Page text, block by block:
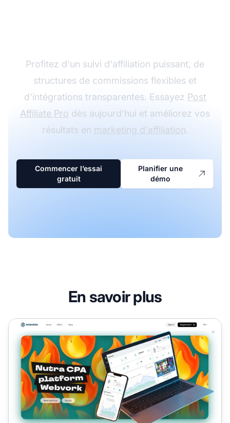
Profitez d'un suivi d'affiliation puissant, de
structures de commissions flexibles et
d'intégrations transparentes. Essayez Post
Affiliate Pro dès aujourd'hui et améliorez vos
résultats en marketing d'affiliation.
Commencer l’essai
gratuit
Planifier une
démo
En savoir plus
Programme d'affiliation Webvork